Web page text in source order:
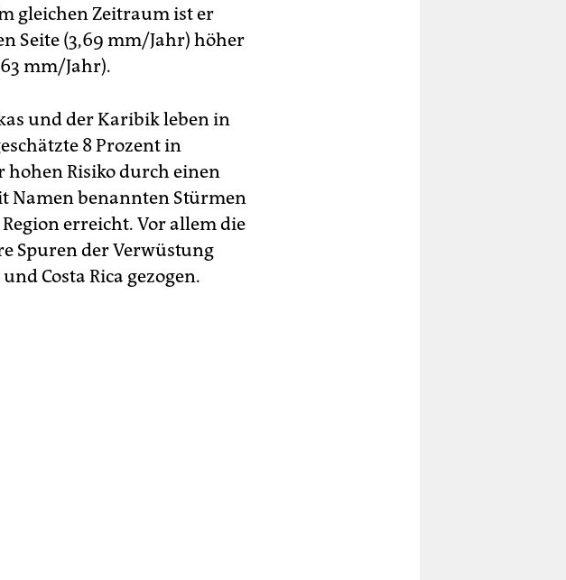
gleichen Zeitraum ist er
Seite (3,69 mm/Jahr) höher
mm/Jahr).
und der Karibik leben in
8 Prozent in
hohen Risiko durch einen
Namen benannten Stürmen
erreicht. Vor allem die
Spuren der Verwüstung
Costa Rica gezogen.